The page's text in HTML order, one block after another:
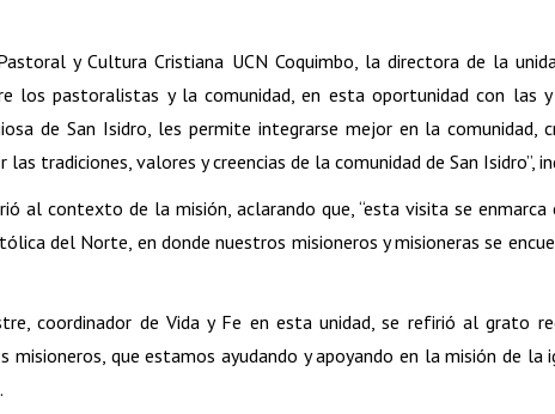
y Cultura Cristiana UCN Coquimbo, la directora de la
los pastoralistas y la comunidad, en esta oportunidad con las
de San Isidro, les permite integrarse mejor en la
tradiciones, valores y creencias de la comunidad de San Isidro”,
al contexto de la misión, aclarando que, “esta visita se
del Norte, en donde nuestros misioneros y misioneras se
coordinador de Vida y Fe en esta unidad, se refirió al grato
misioneros, que estamos ayudando y apoyando en la misión de